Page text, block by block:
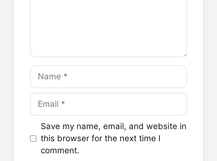
Name
Email
Save my name, email, and website in
this browser for the next time I
comment.